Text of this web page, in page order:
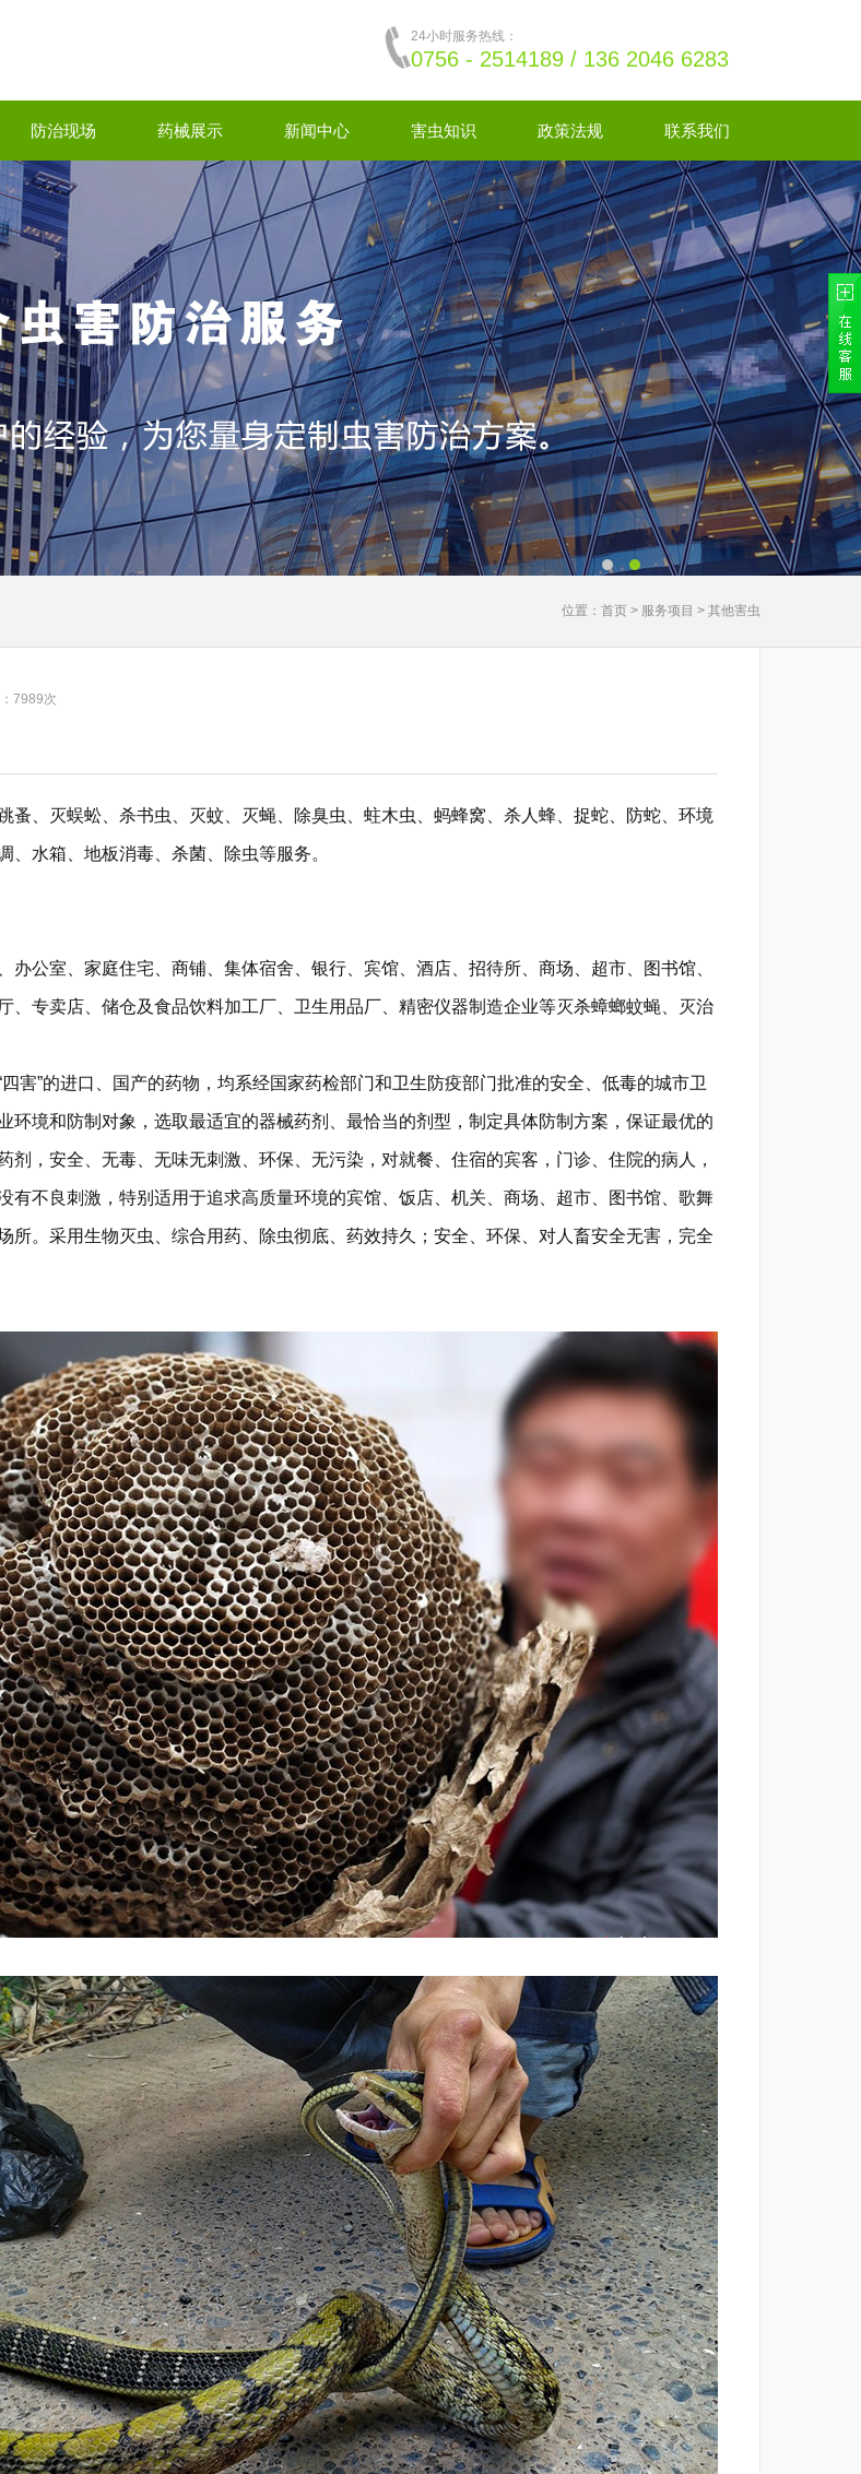
24小时服务热线：
0756 - 2514189 / 136 2046 6283
防治现场 药械展示 新闻中心 害虫知识 政策法规 联系我们
位置：首页 > 服务项目 > 其他害虫
7989次
、灭蜈蚣、杀书虫、灭蚊、灭蝇、除臭虫、蛀木虫、蚂蜂窝、杀人蜂、捉蛇、防蛇、环境
、水箱、地板消毒、杀菌、除虫等服务。
公室、家庭住宅、商铺、集体宿舍、银行、宾馆、酒店、招待所、商场、超市、图书馆、
、专卖店、储仓及食品饮料加工厂、卫生用品厂、精密仪器制造企业等灭杀蟑螂蚊蝇、灭治
”的进口、国产的药物，均系经国家药检部门和卫生防疫部门批准的安全、低毒的城市卫
环境和防制对象，选取最适宜的器械药剂、最恰当的剂型，制定具体防制方案，保证最优的
剂，安全、无毒、无味无刺激、环保、无污染，对就餐、住宿的宾客，门诊、住院的病人，
有不良刺激，特别适用于追求高质量环境的宾馆、饭店、机关、商场、超市、图书馆、歌舞
所。采用生物灭虫、综合用药、除虫彻底、药效持久；安全、环保、对人畜安全无害，完全